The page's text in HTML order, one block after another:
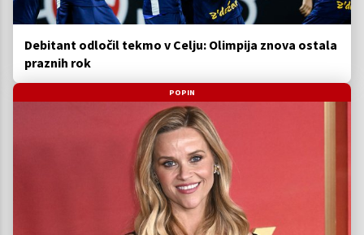
Debitant odločil tekmo v Celju: Olimpija znova ostala
praznih rok
POPIN